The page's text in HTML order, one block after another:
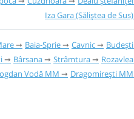
Iza Gara (Săliștea de Sus)
Baia-Sprie Cavnic
Budești
Bârsana Strâmtura
Rozavlea
Vodă MM
Dragomirești MM